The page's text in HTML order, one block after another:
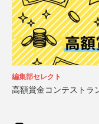
編集部セレクト
高額賞金コンテストラ